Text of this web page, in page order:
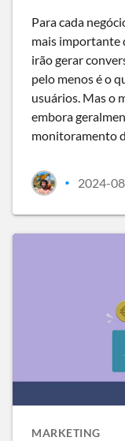
Para cada
mais importante
irão gerar
pelo menos é o
usuários. Mas o
embora
monitoramento
• 2024-
MARKETING